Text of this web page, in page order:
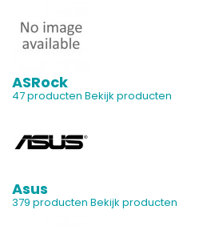
ASRock
47 producten Bekijk producten
Asus
379 producten Bekijk producten